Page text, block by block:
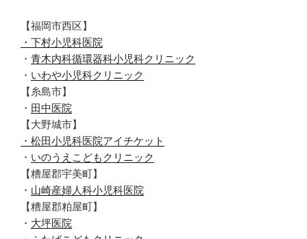
【福岡市西区】
・下村小児科医院
・ 青木内科循環器科小児科クリニック
・ いわや小児科クリニック
【糸島市】
・ 田中医院
【大野城市】
・松田小児科医院アイチケット
・ いのうえこどもクリニック
【糟屋郡宇美町】
・ 山崎産婦人科小児科医院
【糟屋郡粕屋町】
・ 大坪医院